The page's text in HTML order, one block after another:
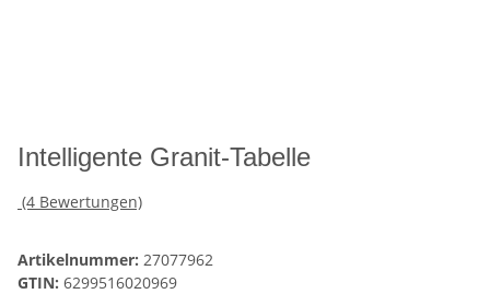
Intelligente Granit-Tabelle
(4 Bewertungen)
Artikelnummer: 27077962
GTIN: 6299516020969